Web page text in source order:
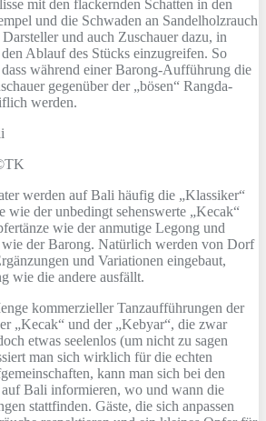
mit den flackernden Schatten in den
und die Schwaden an Sandelholzrauch
und auch Zuschauer dazu, in
Ablauf des Stücks einzugreifen. So
während einer Barong-Aufführung die
gegenüber der „bösen“ Rangda-
werden.
werden auf Bali häufig die „Klassiker“
wie der unbedingt sehenswerte „Kecak“
wie der anmutige Legong und
der Barong. Natürlich werden von Dorf
und Variationen eingebaut,
wie die andere ausfällt.
kommerzieller Tanzaufführungen der
„Kecak“ und der „Kebyar“, die zwar
etwas seelenlos (um nicht zu sagen
man sich wirklich für die echten
kann man sich bei den
auf Bali informieren, wo und wann die
stattfinden. Gäste, die sich anpassen